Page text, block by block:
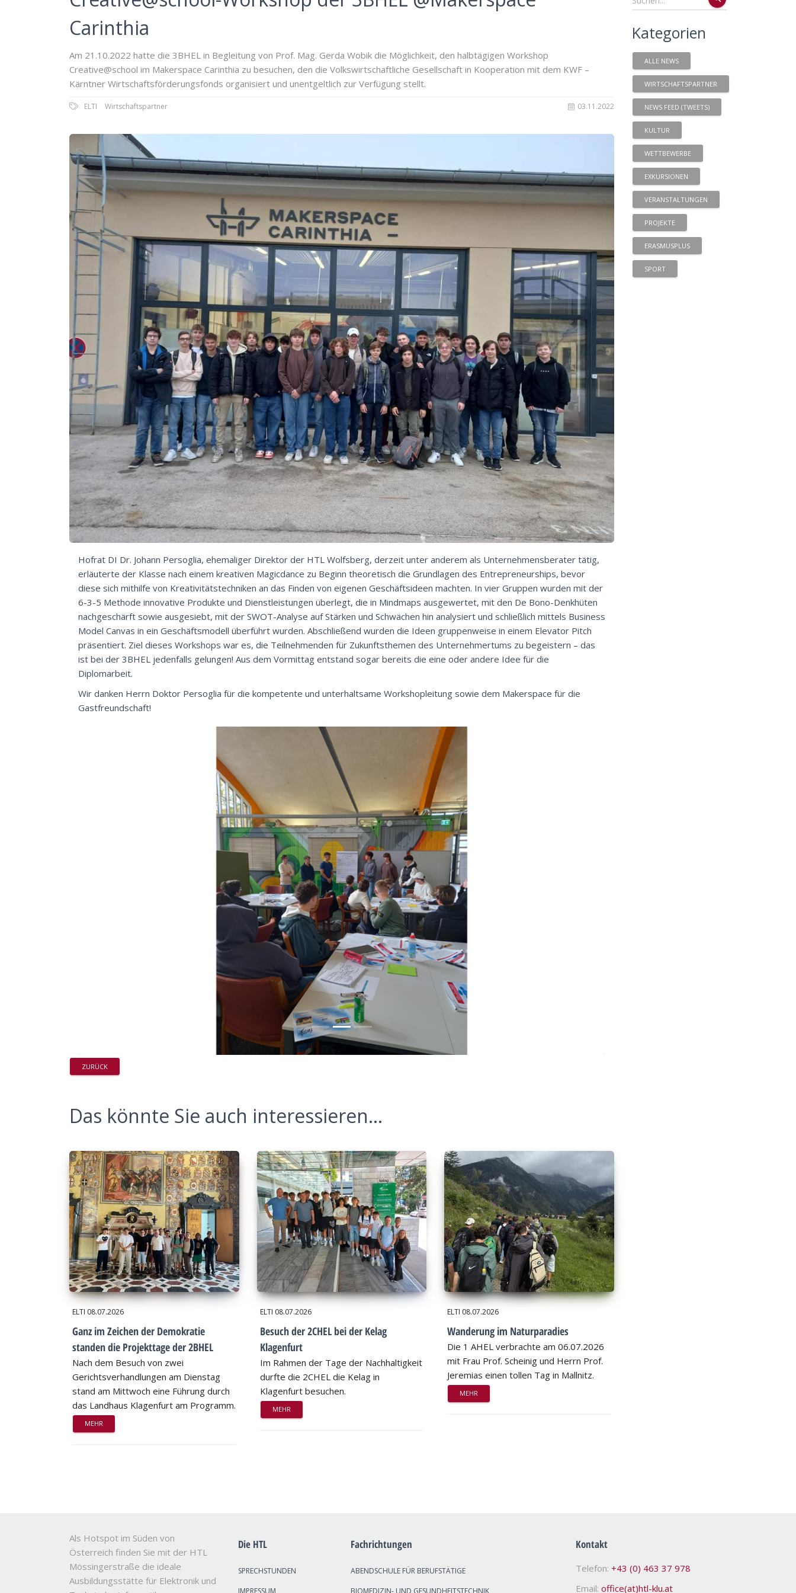
Carinthia
Am 21.10.2022 hatte die 3BHEL in Begleitung von Prof. Mag. Gerda Wobik die Möglichkeit, den halbtägigen Workshop
Creative@school im Makerspace Carinthia zu besuchen, den die Volkswirtschaftliche Gesellschaft in Kooperation mit dem KWF –
Kärntner Wirtschaftsförderungsfonds organisiert und unentgeltlich zur Verfügung stellt.
03.11.2022
ELTI Wirtschaftspartner
Hofrat DI Dr. Johann Persoglia, ehemaliger Direktor der HTL Wolfsberg, derzeit unter anderem als Unternehmensberater tätig,
erläuterte der Klasse nach einem kreativen Magicdance zu Beginn theoretisch die Grundlagen des Entrepreneurships, bevor
diese sich mithilfe von Kreativitätstechniken an das Finden von eigenen Geschäftsideen machten. In vier Gruppen wurden mit der
6-3-5 Methode innovative Produkte und Dienstleistungen überlegt, die in Mindmaps ausgewertet, mit den De Bono-Denkhüten
nachgeschärft sowie ausgesiebt, mit der SWOT-Analyse auf Stärken und Schwächen hin analysiert und schließlich mittels Business
Model Canvas in ein Geschäftsmodell überführt wurden. Abschließend wurden die Ideen gruppenweise in einem Elevator Pitch
präsentiert. Ziel dieses Workshops war es, die Teilnehmenden für Zukunftsthemen des Unternehmertums zu begeistern – das
ist bei der 3BHEL jedenfalls gelungen! Aus dem Vormittag entstand sogar bereits die eine oder andere Idee für die
Diplomarbeit.
Wir danken Herrn Doktor Persoglia für die kompetente und unterhaltsame Workshopleitung sowie dem Makerspace für die
Gastfreundschaft!
ZURÜCK
Das könnte Sie auch interessieren...
ELTI 08.07.2026
Ganz im Zeichen der Demokratie
standen die Projekttage der 2BHEL
Nach dem Besuch von zwei
Gerichtsverhandlungen am Dienstag
stand am Mittwoch eine Führung durch
das Landhaus Klagenfurt am Programm.
MEHR
ELTI 08.07.2026
Besuch der 2CHEL bei der Kelag
Klagenfurt
Im Rahmen der Tage der Nachhaltigkeit
durfte die 2CHEL die Kelag in
Klagenfurt besuchen.
MEHR
ELTI 08.07.2026
Wanderung im Naturparadies
Die 1 AHEL verbrachte am 06.07.2026
mit Frau Prof. Scheinig und Herrn Prof.
Jeremias einen tollen Tag in Mallnitz.
MEHR
Kategorien
ALLE NEWS
WIRTSCHAFTSPARTNER
NEWS FEED (TWEETS)
KULTUR
WETTBEWERBE
EXKURSIONEN
VERANSTALTUNGEN
PROJEKTE
ERASMUSPLUS
SPORT
Als Hotspot im Süden von
Österreich finden Sie mit der HTL
Mössingerstraße die ideale
Ausbildungsstätte für Elektronik und
Die HTL
SPRECHSTUNDEN
Fachrichtungen
ABENDSCHULE FÜR BERUFSTÄTIGE
Kontakt
Telefon: +43 (0) 463 37 978
Email: office(at)htl-klu.at